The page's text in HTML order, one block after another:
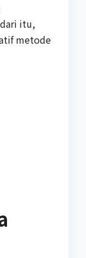
itu,
metode